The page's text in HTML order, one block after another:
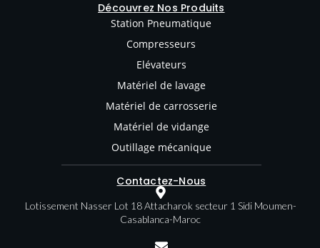
Découvrez Nos Produits
Station Pneumatique
Compresseurs
Elévateurs
Matériel de lavage
Matériel de carrosserie
Matériel de vidange
Outillage mécanique
Contactez-Nous
Lotissement Nasser Lot 18 Attacharok secteur 1 Sidi Moumen-
Casablanca-Maroc